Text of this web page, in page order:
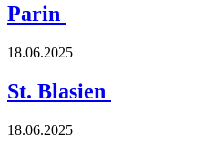
Parin
18.06.2025
St. Blasien
18.06.2025